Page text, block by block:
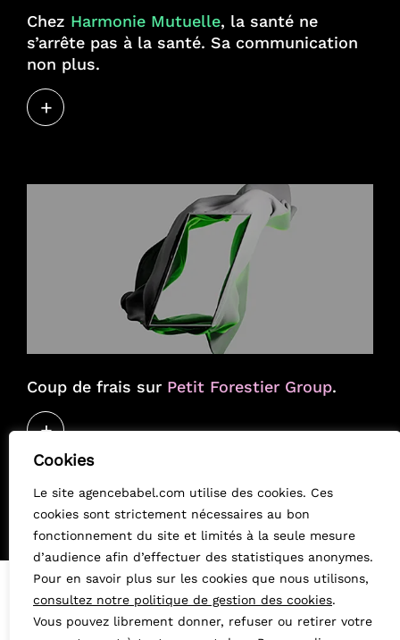
Cookies
Le site agencebabel.com utilise des cookies. Ces
cookies sont strictement nécessaires au bon
fonctionnement du site et limités à la seule mesure
d’audience afin d’effectuer des statistiques anonymes.
Pour en savoir plus sur les cookies que nous utilisons,
consultez notre politique de gestion des cookies.
Vous pouvez librement donner, refuser ou retirer votre
Chez Harmonie Mutuelle, la santé ne
s’arrête pas à la santé. Sa communication
non plus.
+
Coup de frais sur Petit Forestier Group.
+
41, rue Greneta
75002 Paris